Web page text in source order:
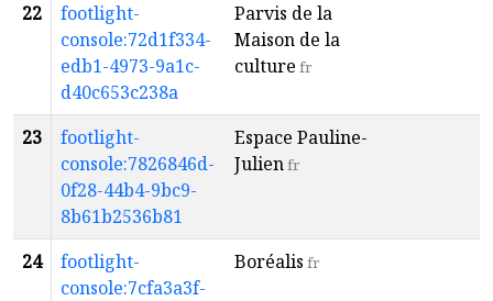
22
footlight-
console:72d1f334-
edb1-4973-9a1c-
d40c653c238a
Parvis de la
Maison de la
culture fr
23
footlight-
console:7826846d-
0f28-44b4-9bc9-
8b61b2536b81
Espace Pauline-
Julienfr
24
footlight-
console:7cfa3a3f-
Boréalis fr